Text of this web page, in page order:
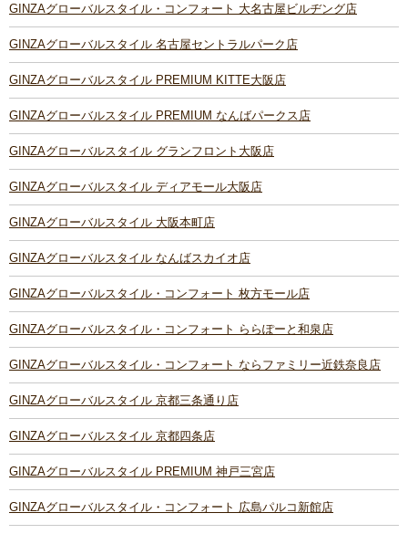
GINZAグローバルスタイル・コンフォート 大名古屋ビルヂング店
GINZAグローバルスタイル 名古屋セントラルパーク店
GINZAグローバルスタイル PREMIUM KITTE大阪店
GINZAグローバルスタイル PREMIUM なんばパークス店
GINZAグローバルスタイル グランフロント大阪店
GINZAグローバルスタイル ディアモール大阪店
GINZAグローバルスタイル 大阪本町店
GINZAグローバルスタイル なんばスカイオ店
GINZAグローバルスタイル・コンフォート 枚方モール店
GINZAグローバルスタイル・コンフォート ららぽーと和泉店
GINZAグローバルスタイル・コンフォート ならファミリー近鉄奈良店
GINZAグローバルスタイル 京都三条通り店
GINZAグローバルスタイル 京都四条店
GINZAグローバルスタイル PREMIUM 神戸三宮店
GINZAグローバルスタイル・コンフォート 広島パルコ新館店